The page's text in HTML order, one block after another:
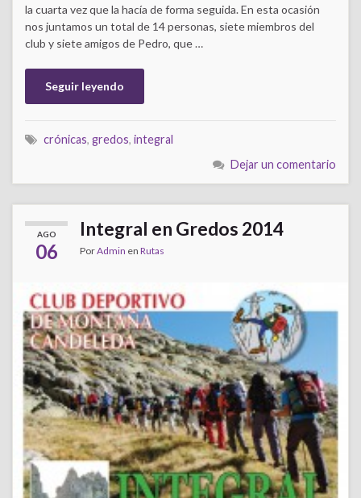
la cuarta vez que la hacía de forma seguida. En esta ocasión
nos juntamos un total de 14 personas, siete miembros del
club y siete amigos de Pedro, que …
Seguir leyendo
crónicas, gredos, integral
Dejar un comentario
AGO
06
Integral en Gredos 2014
PorAdmin en Rutas